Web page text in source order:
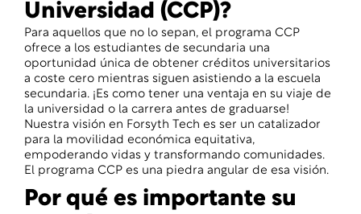
Universidad (CCP)?
Para aquellos que no lo sepan, el programa CCP
ofrece a los estudiantes de secundaria una
oportunidad única de obtener créditos universitarios
a coste cero mientras siguen asistiendo a la escuela
secundaria. ¡Es como tener una ventaja en su viaje de
la universidad o la carrera antes de graduarse!
Nuestra visión en Forsyth Tech es ser un catalizador
para la movilidad económica equitativa,
empoderando vidas y transformando comunidades.
El programa CCP es una piedra angular de esa visión.
Por qué es importante su